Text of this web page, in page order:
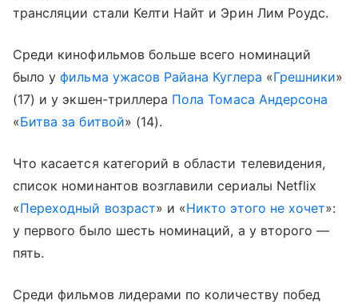
трансляции стали Келти Найт и Эрин Лим Роудс.
Среди кинофильмов больше всего номинаций
было уфильма ужасов Райана Куглера «Грешники»
(17) и у экшен-триллера Пола Томаса Андерсона
«Битва за битвой» (14).
Что касается категорий в области телевидения,
список номинантов возглавили сериалы Netflix
«Переходный возраст» и «Никто этого не хочет»:
у первого было шесть номинаций, а у второго —
пять.
Среди фильмов лидерами по количеству побед